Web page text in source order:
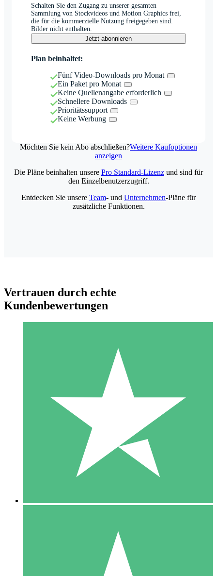
Schalten Sie den Zugang zu unserer gesamten
Sammlung von Stockvideos und Motion Graphics frei,
die für die kommerzielle Nutzung freigegeben sind.
Bilder nicht enthalten.
Jetzt abonnieren
Plan beinhaltet:
Fünf Video-Downloads pro Monat
Ein Paket pro Monat
Keine Quellenangabe erforderlich
Schnellere Downloads
Prioritätssupport
Keine Werbung
Möchten Sie kein Abo abschließen?Weitere Kaufoptionen
anzeigen
Individuelle Credit-Pakete
Zahlen Sie nach Bedarf mit Download-Credits. Keine
monatliche Verpflichtung erforderlich.
10 00
10 Downloads
20 00
Die Pläne beinhalten unsere Pro Standard-Lizenz und sind für
den Einzelbenutzerzugriff.
Entdecken Sie unsere Team- und Unternehmen-Pläne für
zusätzliche Funktionen.
Vertrauen durch echte
Kundenbewertungen